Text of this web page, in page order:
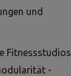
und
Fitnessstudios
-